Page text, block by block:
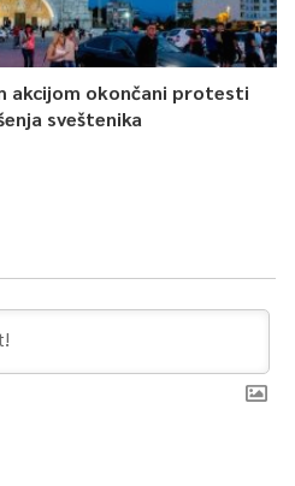
akcijom okončani protesti
sveštenika